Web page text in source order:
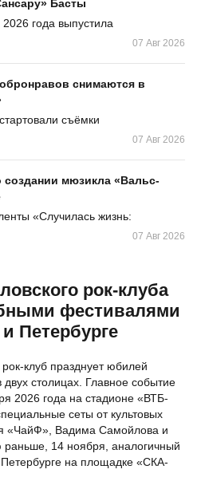
Басты
года выпустила
07 Авг 2026
снимаются в
съёмки
07 Авг 2026
мюзикла «Вальс-
«Случилась жизнь:
07 Авг 2026
рок-клуба
фестивалями
Петербурге
клуб празднует юбилей
столицах. Главное событие
2026 года на стадионе «ВТБ-
сеты от культовых
«ЧайФ», Вадима Самойлова и
14 ноября, аналогичный
на площадке «СКА-